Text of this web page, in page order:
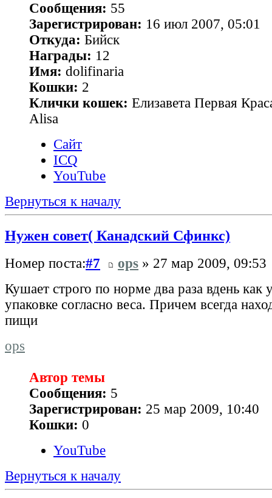
Сообщения: 55
Зарегистрирован: 16 июл 2007, 05:01
Откуда: Бийск
Награды: 12
Имя: dolifinaria
Кошки: 2
Клички кошек: Елизавета Первая
Alisa
Сайт
ICQ
YouTube
Вернуться к началу
Нужен совет( Канадский Сфинкс)
Номер поста:#7 ops » 27 мар 2009, 09:53
Кушает строго по норме два раза вдень как
упаковке согласно веса. Причем всегда
пищи
ops
Автор темы
Сообщения: 5
Зарегистрирован: 25 мар 2009, 10:40
Кошки: 0
YouTube
Вернуться к началу